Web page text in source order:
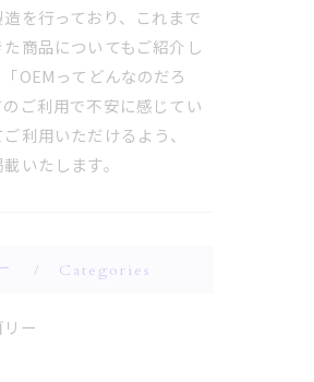
を行っており、これまで
商品についてもご紹介し
OEMってどんなのだろ
ご利用で不安に感じてい
利用いただけるよう、
いたします。
Categories
ー